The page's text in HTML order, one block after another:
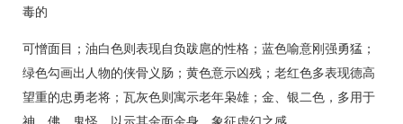
毒的
可憎面目；油白色则表现自负跋扈的性格；蓝色喻意刚强勇猛；
绿色勾画出人物的侠骨义肠；黄色意示凶残；老红色多表现德高
望重的忠勇老将；瓦灰色则寓示老年枭雄；金、银二色，多用于